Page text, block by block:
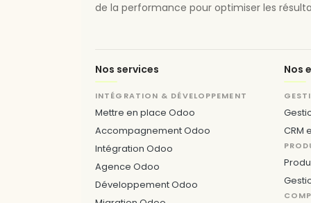
de la performance pour optimiser les
Nos services
INTÉGRATION & DÉVELOPPEMENT
Mettre en place Odoo
Accompagnement Odoo
Intégration Odoo
Agence Odoo
Développement Odoo
Nos
CRM